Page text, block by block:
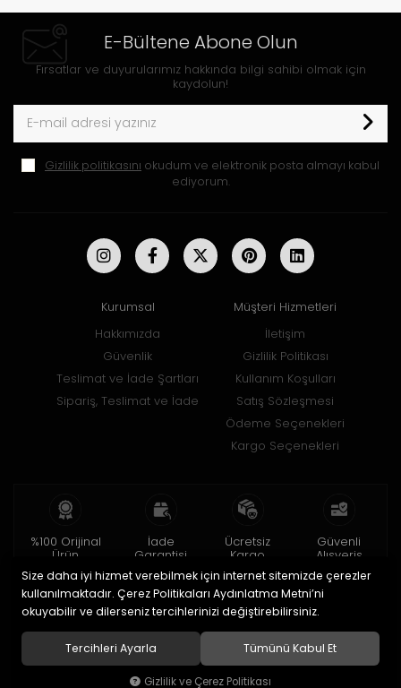
E-Bültene Abone Olun
Fırsatlar ve duyurularımız hakkında bilgi sahibi olmak için
kaydolun!
Gizlilik politikasını okudum ve elektronik posta almayı kabul
ediyorum.
Kurumsal
Hakkımızda
Güvenlik
Teslimat ve İade Şartları
Sipariş, Teslimat ve İade
Müşteri Hizmetleri
İletişim
Gizlilik Politikası
Kullanım Koşulları
Satış Sözleşmesi
Ödeme Seçenekleri
Kargo Seçenekleri
%100 Orijinal
Ürün
2 yıl garanti
İade
Garantisi
15 gün içinde
iade
Ücretsiz
Kargo
150 TL ve üzeri
Güvenli
Alışveriş
256bit SSL ile
Size daha iyi hizmet verebilmek için internet sitemizde çerezler
kullanılmaktadır. Çerez Politikaları Aydınlatma Metni’ni
okuyabilir ve dilerseniz tercihlerinizi değiştirebilirsiniz.
Tercihleri Ayarla Tümünü Kabul Et
Gizlilik ve Çerez Politikası